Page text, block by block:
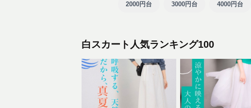
2000円台 3000円台 4000円台
白スカート人気ランキング100